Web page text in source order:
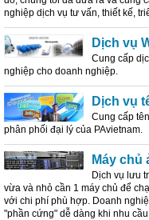
nghiệp dịch vụ tư vấn, thiết kế,
Dịch vụ
Cung cấp
nghiệp cho doanh nghiệp.
Dịch vụ
Cung cấp
phân phối đại lý của PAvietnam.
Máy chủ
Dịch vụ lưu
vừa và nhỏ cần 1 máy chủ để
với chi phí phù hợp. Doanh
"phần cứng" dễ dàng khi nhu